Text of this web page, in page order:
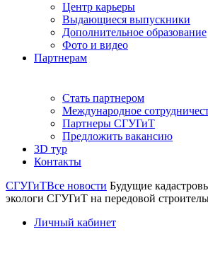
Центр карьеры
Выдающиеся выпускники
Дополнительное образование
Фото и видео
Партнерам
Стать партнером
Международное
Партнеры СГУГиТ
Предложить вакансию
3D тур
Контакты
СГУГиТВсе новости Будущие
экологи СГУГиТ на передовой
Личный кабинет